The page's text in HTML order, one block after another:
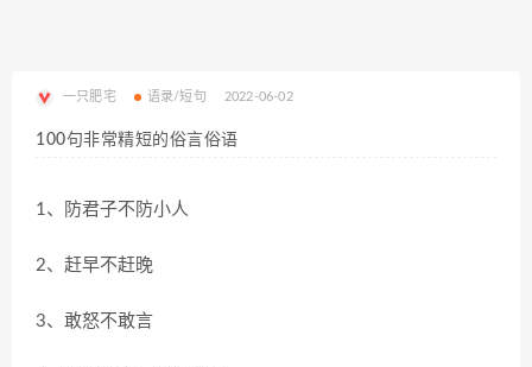
一只肥宅 语录/短句 2022-06-02
100句非常精短的俗言俗语
1、防君子不防小人
2、赶早不赶晚
3、敢怒不敢言